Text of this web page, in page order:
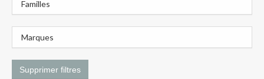
Familles
Marques
Supprimer filtres